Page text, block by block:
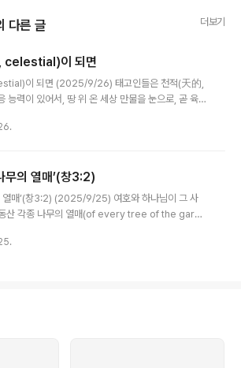
다른 글 더보기
, celestial)이 되면
이 되면 (2025/9/26) 태고인들은 천적(天的,
력이 있어서, 땅 위 온 세상 만물을 눈으로, 곧 육
사람들이었습니다. 이렇게 상응의 사람들이 되면 일
니다. 이 세상, 눈에 보이는 것들의 저급함과 천국
를 알았기 때문이지요. 대신 그것들의 쓰임새에만 집
나의 지위를 높이셔도, 또 무슨 누림이나 ..
무의 열매’(창3:2)
열매’(창3:2) (2025/9/25) 여호와 하나님이 그 사
동산 각종 나무의 열매(of every tree of the gard
함으로써 아르카나가 더욱 흐릿하게, 안 보이게 하는
하기가 굉장히 어색했을 것입니다. 비슷한 표현이
되 동산 나무의 ..